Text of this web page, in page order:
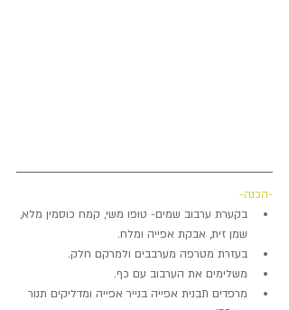
-הכנה-
בקערת ערבוב שמים- טופו משי, קמח כוסמין מלא,
שמן זית, אבקת אפייה ומלח.
בעזרת מטרפה מערבבים ולמרקם חלק.
משלימים את הערבוב עם כף.
מרפדים תבנית אפייה בנייר אפייה ומדליקים תנור